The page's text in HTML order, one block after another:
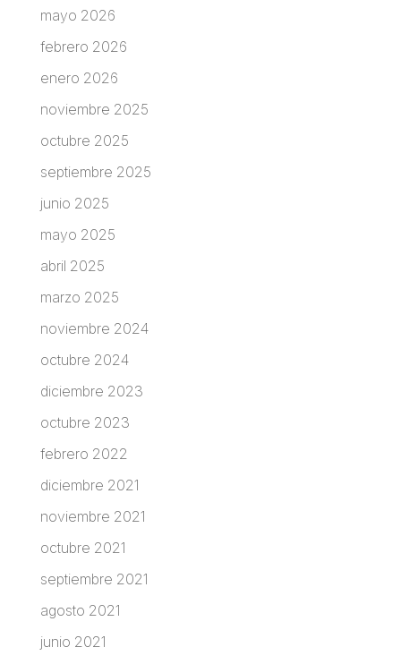
mayo 2026
febrero 2026
enero 2026
noviembre 2025
octubre 2025
septiembre 2025
junio 2025
mayo 2025
abril 2025
marzo 2025
noviembre 2024
octubre 2024
diciembre 2023
octubre 2023
febrero 2022
diciembre 2021
noviembre 2021
octubre 2021
septiembre 2021
agosto 2021
junio 2021